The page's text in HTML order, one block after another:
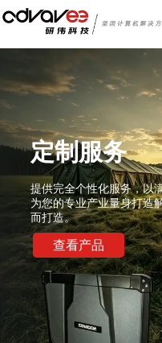
定制服务
提供完全个性化服务，以
为您的专业产业量身打造
而打造。
查看产品